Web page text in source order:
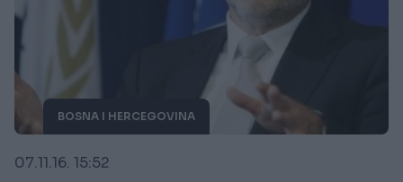
BOSNA I HERCEGOVINA
07.11.16. 15:52